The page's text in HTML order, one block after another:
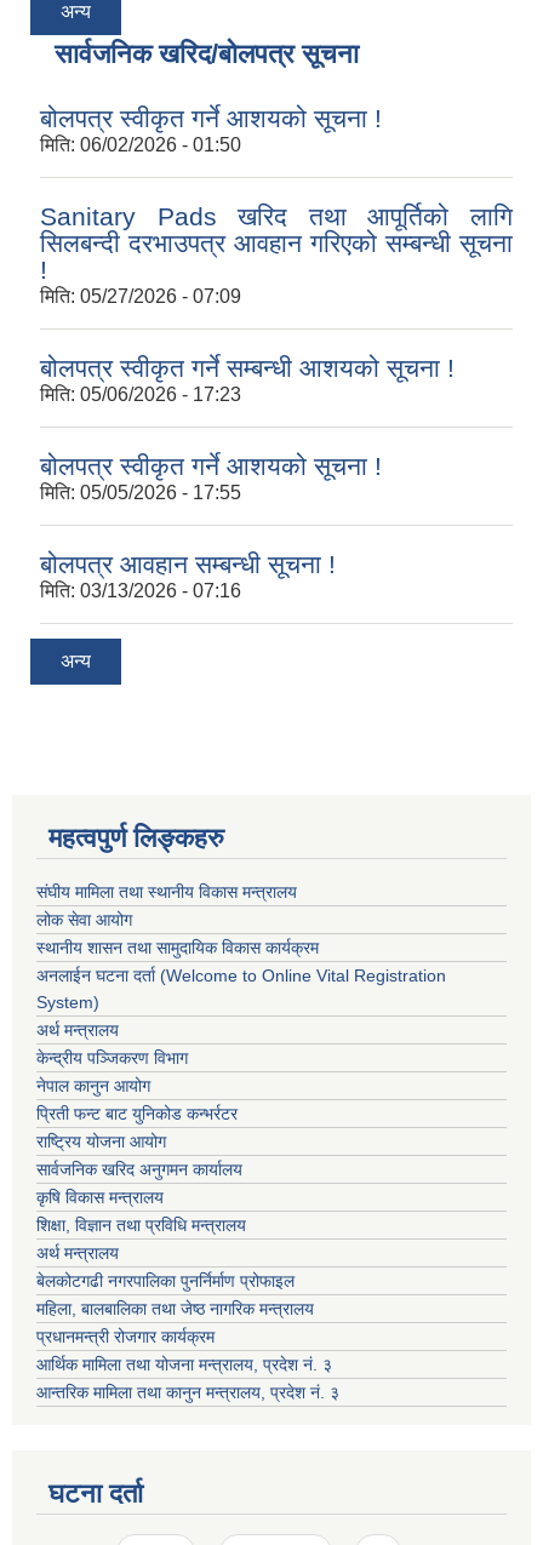
अन्य
सार्वजनिक खरिद/बोलपत्र सूचना
बोलपत्र स्वीकृत गर्ने आशयको सूचना !
मिति: 06/02/2026 - 01:50
Sanitary Pads खरिद तथा आपूर्तिको लागि
सिलबन्दी दरभाउपत्र आवहान गरिएको सम्बन्धी सूचना
!
मिति: 05/27/2026 - 07:09
बोलपत्र स्वीकृत गर्ने सम्बन्धी आशयको सूचना !
मिति: 05/06/2026 - 17:23
बोलपत्र स्वीकृत गर्ने आशयको सूचना !
मिति: 05/05/2026 - 17:55
बोलपत्र आवहान सम्बन्धी सूचना !
मिति: 03/13/2026 - 07:16
अन्य
महत्वपुर्ण लिङ्कहरु
संघीय मामिला तथा स्थानीय विकास मन्त्रालय
लोक सेवा आयोग
स्थानीय शासन तथा सामुदायिक विकास कार्यक्रम
अनलाईन घटना दर्ता (Welcome to Online Vital Registration
System)
अर्थ मन्त्रालय
केन्द्रीय पञ्जिकरण विभाग
नेपाल कानुन आयोग
प्रिती फन्ट बाट युनिकोड कन्भर्रटर
राष्ट्रिय योजना आयोग
सार्वजनिक खरिद अनुगमन कार्यालय
कृषि विकास मन्त्रालय
शिक्षा, विज्ञान तथा प्रविधि मन्त्रालय
अर्थ मन्त्रालय
बेलकोटगढी नगरपालिका पुनर्निर्माण प्रोफाइल
महिला, बालबालिका तथा जेष्ठ नागरिक मन्त्रालय
प्रधानमन्त्री रोजगार कार्यक्रम
आर्थिक मामिला तथा योजना मन्त्रालय, प्रदेश नं. ३
आन्तरिक मामिला तथा कानुन मन्त्रालय, प्रदेश नं. ३
घटना दर्ता